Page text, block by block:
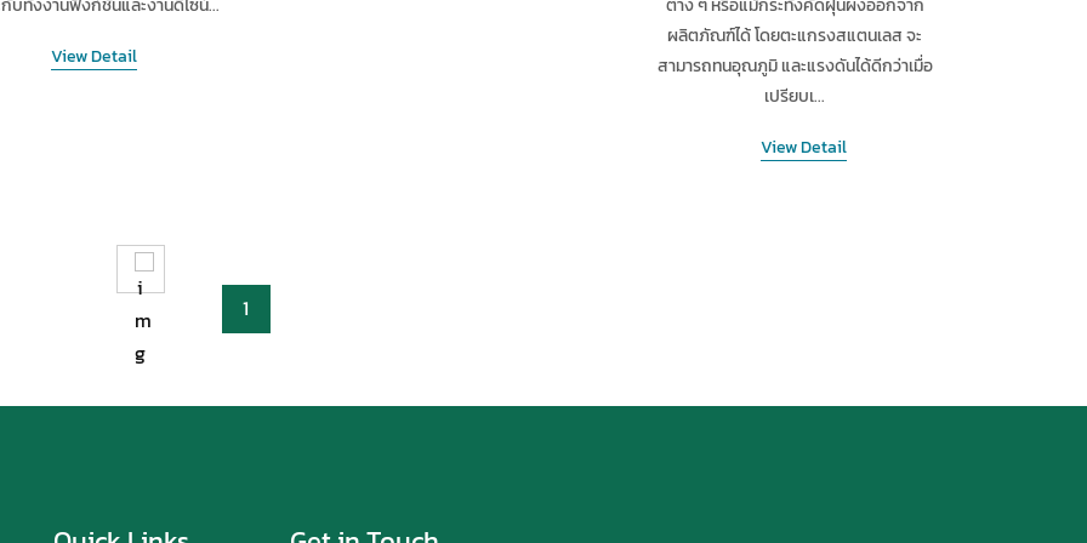
View Detail
ผลิตภัณฑ์ได้ โดยตะแกรงสแตนเลส จะ
สามารถทนอุณภูมิ และแรงดันได้ดีกว่าเมื่อ
เปรียบเ...
View Detail
1